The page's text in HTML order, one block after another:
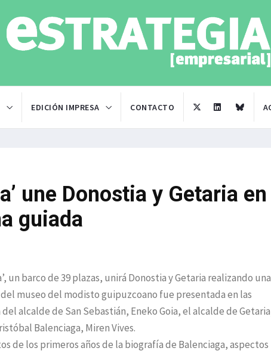
EDICIÓN IMPRESA CONTACTO
une Donostia y Getaria en
guiada
un barco de 39 plazas, unirá Donostia y Getaria realizando una
museo del modisto guipuzcoano fue presentada en las
alcalde de San Sebastián, Eneko Goia, el alcalde de
Balenciaga, Miren Vives.
de los primeros años de la biografía de Balenciaga, aspectos